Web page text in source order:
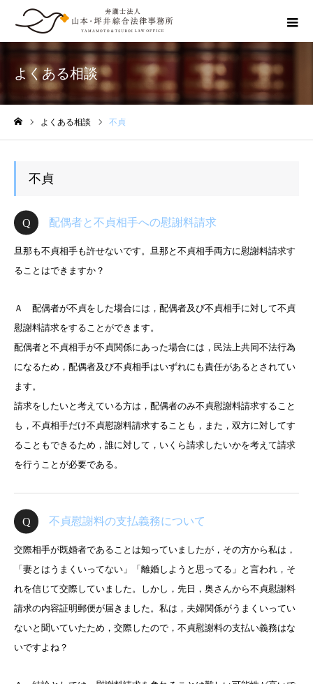
よくある相談
よくある相談 不貞
不貞
配偶者と不貞相手への慰謝料請求
旦那も不貞相手も許せないです。旦那と不貞相手両方に慰謝料請求す
ることはできますか？
Ａ 配偶者が不貞をした場合には，配偶者及び不貞相手に対して不貞
慰謝料請求をすることができます。
配偶者と不貞相手が不貞関係にあった場合には，民法上共同不法行為
になるため，配偶者及び不貞相手はいずれにも責任があるとされてい
ます。
請求をしたいと考えている方は，配偶者のみ不貞慰謝料請求すること
も，不貞相手だけ不貞慰謝料請求することも，また，双方に対してす
ることもできるため，誰に対して，いくら請求したいかを考えて請求
を行うことが必要である。
不貞慰謝料の支払義務について
交際相手が既婚者であることは知っていましたが，その方から私は，
「妻とはうまくいってない」「離婚しようと思ってる」と言われ，そ
れを信じて交際していました。しかし，先日，奥さんから不貞慰謝料
請求の内容証明郵便が届きました。私は，夫婦関係がうまくいってい
ないと聞いていたため，交際したので，不貞慰謝料の支払い義務はな
いですよね？